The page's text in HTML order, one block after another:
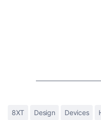
8XT Design Devices